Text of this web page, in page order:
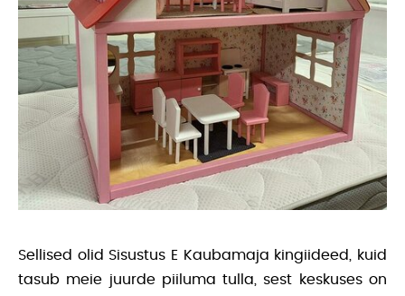
Sellised olid Sisustus E Kaubamaja kingiideed, kuid
tasub meie juurde piiluma tulla, sest keskuses on